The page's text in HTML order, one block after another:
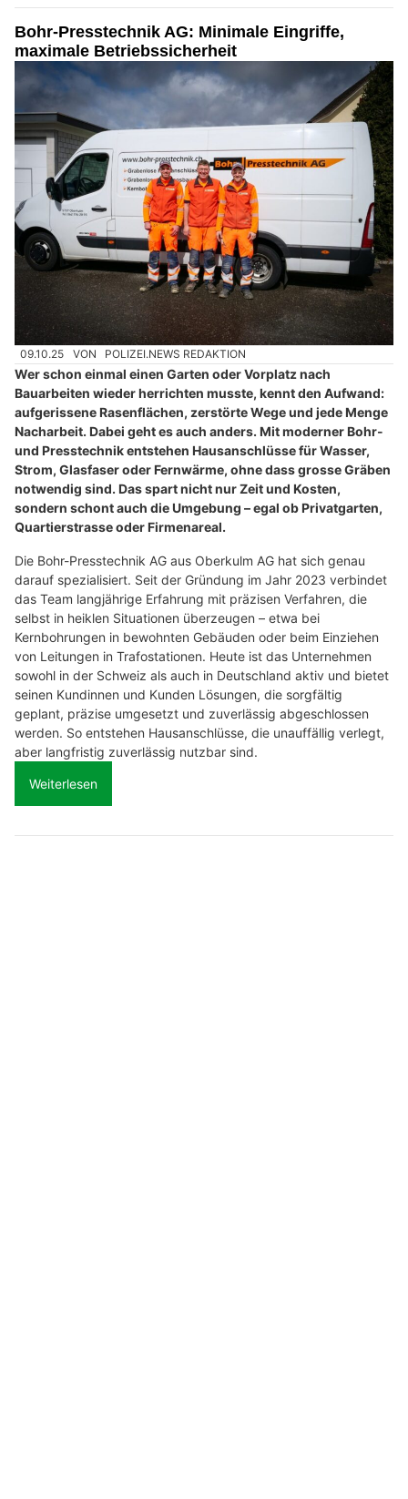
Bohr-Presstechnik AG: Minimale Eingriffe,
maximale Betriebssicherheit
09.10.25 VON POLIZEI.NEWS REDAKTION
Wer schon einmal einen Garten oder Vorplatz nach
Bauarbeiten wieder herrichten musste, kennt den Aufwand:
aufgerissene Rasenflächen, zerstörte Wege und jede Menge
Nacharbeit. Dabei geht es auch anders. Mit moderner Bohr-
und Presstechnik entstehen Hausanschlüsse für Wasser,
Strom, Glasfaser oder Fernwärme, ohne dass grosse Gräben
notwendig sind. Das spart nicht nur Zeit und Kosten,
sondern schont auch die Umgebung – egal ob Privatgarten,
Quartierstrasse oder Firmenareal.
Die Bohr-Presstechnik AG aus Oberkulm AG hat sich genau
darauf spezialisiert. Seit der Gründung im Jahr 2023 verbindet
das Team langjährige Erfahrung mit präzisen Verfahren, die
selbst in heiklen Situationen überzeugen – etwa bei
Kernbohrungen in bewohnten Gebäuden oder beim Einziehen
von Leitungen in Trafostationen. Heute ist das Unternehmen
sowohl in der Schweiz als auch in Deutschland aktiv und bietet
seinen Kundinnen und Kunden Lösungen, die sorgfältig
geplant, präzise umgesetzt und zuverlässig abgeschlossen
werden. So entstehen Hausanschlüsse, die unauffällig verlegt,
aber langfristig zuverlässig nutzbar sind.
Weiterlesen